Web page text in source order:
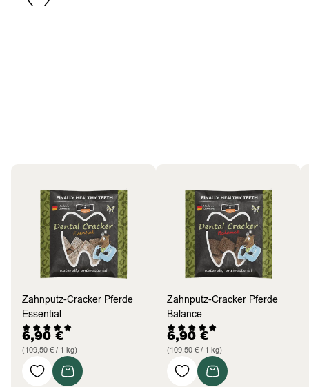
Zahnputz-Cracker Pferde
Essential
6,90€
(109,50 € / 1 kg)
Zahnputz-Cracker Pferde
Balance
6,90€
(109,50 € / 1 kg)